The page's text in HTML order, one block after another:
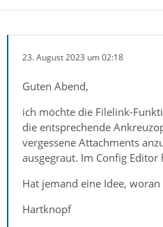
23. August 2023 um 02:18
Guten Abend,
ich möchte die Filelink-
die entsprechende
vergessene Attachments
ausgegraut. Im Config
Hat jemand eine Idee,
Hartknopf